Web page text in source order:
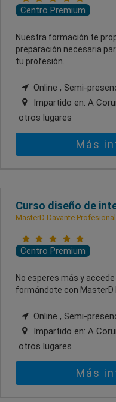
Centro Premium
Nuestra formación te
preparación necesaria
tu profesión.
Online , Semi-
Impartido en: A
otros lugares
Más
Curso diseño de
MasterD Davante
Centro Premium
No esperes más y
formándote con MasterD
Online , Semi-
Impartido en: A
otros lugares
Más